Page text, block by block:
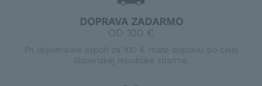
DOPRAVA ZADARMO
OD 100 €
Pri objednávke aspoň za 100 € máte dopravu po celej
Slovenskej republike zdarma.